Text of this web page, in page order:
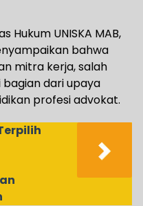
Hukum UNISKA MAB,
bahwa
mitra kerja, salah
bagian dari upaya
profesi advokat.